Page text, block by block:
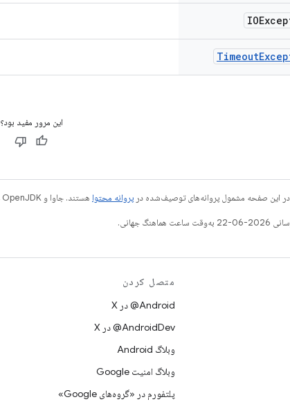
Timeout
این مرور مفید بود؟
در این صفحه مشمول پروانه‌های توصیف‌شده در پروانه محتوا هستند. جاوا و OpenJDK علامت‌های تجاری یا علامت‌های تجاری ثبت‌شده Oracle و/یا وابسته‌های آن هستند.
جهانی.
متصل کردن
‫‎@Android در X
‫‎@AndroidDev در X
وبلاگ Android
وبلاگ امنیت Google
پلتفورم در «گروه‌های Google»